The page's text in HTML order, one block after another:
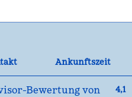
Ankunftszeit
4,1